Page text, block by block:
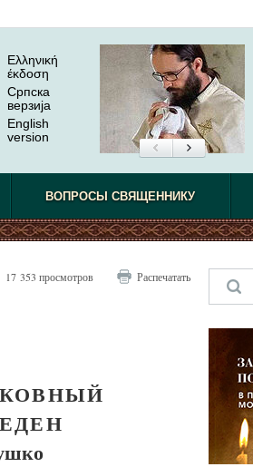
Ελληνική
έκδοση
Српска
верзиjа
English
version
ВОПРОСЫ СВЯЩЕННИКУ
17 353 просмотров Распечатать